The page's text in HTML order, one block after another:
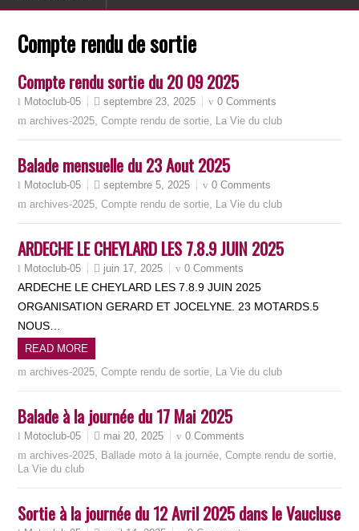
Compte rendu de sortie
Compte rendu sortie du 20 09 2025
Motoclub-05 septembre 23, 2025
0 Comments
archives-2025 ,Compte rendu de sortie La Vie du club
Balade mensuelle du 23 Aout 2025
Motoclub-05 septembre 5, 2025
0 Comments
archives-2025 ,Compte rendu de sortie La Vie du club
ARDECHE LE CHEYLARD LES 7.8.9 JUIN 2025
Motoclub-05 juin 17, 2025 0 Comments
ARDECHE LE CHEYLARD LES 7.8.9 JUIN 2025
ORGANISATION GERARD ET JOCELYNE. 23 MOTARDS.5
NOUS…
READ MORE
archives-2025 ,Compte rendu de sortie La Vie du club
Balade à la journée du 17 Mai 2025
Motoclub-05 mai 20, 2025
0 Comments
archives-2025
Ballade moto à la journée ,Compte rendu de sortie
La Vie du club
Sortie à la journée du 12 Avril 2025 dans le Vaucluse